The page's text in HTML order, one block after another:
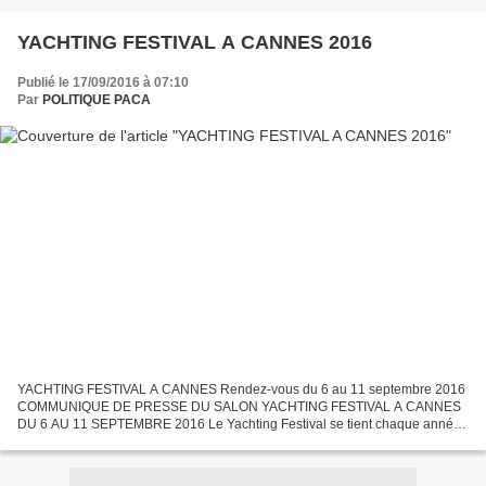
YACHTING FESTIVAL A CANNES 2016
Publié le 17/09/2016 à 07:10
Par POLITIQUE PACA
YACHTING FESTIVAL A CANNES Rendez-vous du 6 au 11 septembre 2016
COMMUNIQUE DE PRESSE DU SALON YACHTING FESTIVAL A CANNES
DU 6 AU 11 SEPTEMBRE 2016 Le Yachting Festival se tient chaque année